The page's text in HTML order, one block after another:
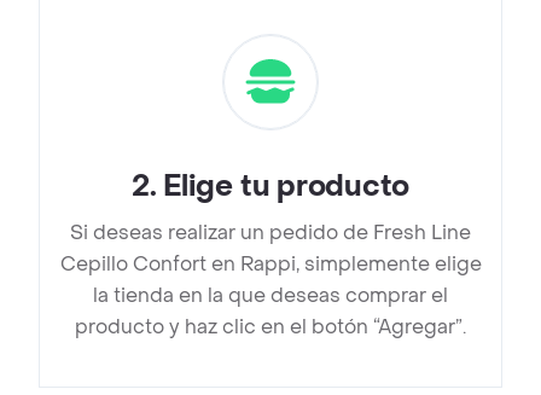
2. Elige tu producto
Si deseas realizar un pedido de Fresh Line
Cepillo Confort en Rappi, simplemente elige
la tienda en la que deseas comprar el
producto y haz clic en el botón “Agregar”.